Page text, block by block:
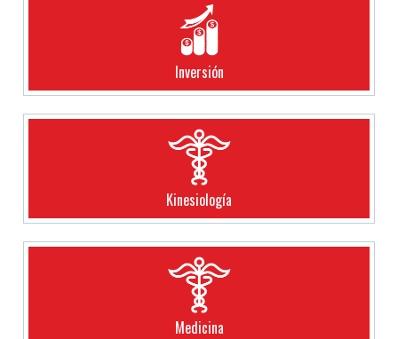
Inversión
Kinesiología
Medicina